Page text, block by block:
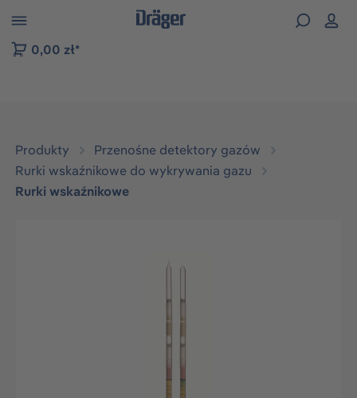
do nawigacji na platformie B2B
0,00 zł*
Produkty
Przenośne detektory gazów
Rurki wskaźnikowe do wykrywania gazu
Rurki wskaźnikowe